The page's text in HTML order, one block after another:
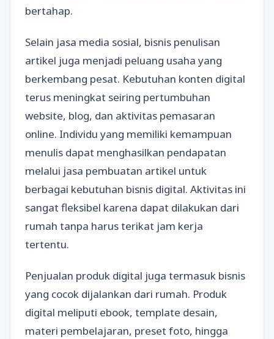
bertahap.
Selain jasa media sosial, bisnis penulisan
artikel juga menjadi peluang usaha yang
berkembang pesat. Kebutuhan konten digital
terus meningkat seiring pertumbuhan
website, blog, dan aktivitas pemasaran
online. Individu yang memiliki kemampuan
menulis dapat menghasilkan pendapatan
melalui jasa pembuatan artikel untuk
berbagai kebutuhan bisnis digital. Aktivitas ini
sangat fleksibel karena dapat dilakukan dari
rumah tanpa harus terikat jam kerja
tertentu.
Penjualan produk digital juga termasuk bisnis
yang cocok dijalankan dari rumah. Produk
digital meliputi ebook, template desain,
materi pembelajaran, preset foto, hingga